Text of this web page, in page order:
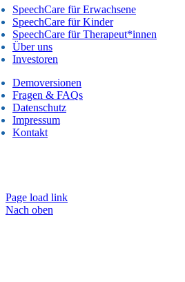
SpeechCare für Erwachsene
SpeechCare für Kinder
SpeechCare für Therapeut*innen
Über uns
Investoren
Demoversionen
Fragen & FAQs
Datenschutz
Impressum
Kontakt
Page load link
Nach oben